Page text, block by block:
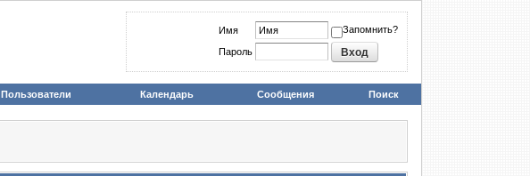
Имя Запомнить?
Пароль
Пользователи Календарь Сообщения Поиск